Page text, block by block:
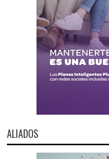
ALIADOS